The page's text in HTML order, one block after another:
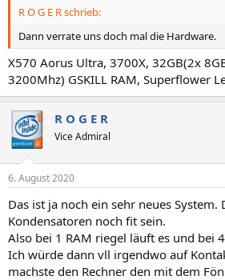
R O G E R schrieb:
Dann verrate uns doch mal die Hardware.
X570 Aorus Ultra, 3700X, 32GB(2x
3200Mhz) GSKILL RAM, Superflower
R O G E R
Vice Admiral
6. August 2020
Das ist ja noch ein sehr neues System.
Kondensatoren noch fit sein.
Also bei 1 RAM riegel läuft es und bei
Ich würde dann vll irgendwo auf
machste den Rechner den mit dem